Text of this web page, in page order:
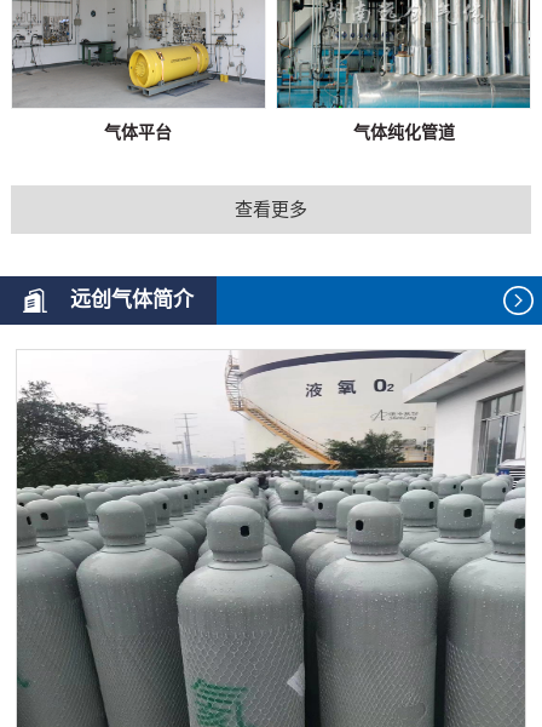
气体平台 气体纯化管道
查看更多
远创气体简介